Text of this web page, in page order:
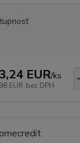
EUR/ks
EUR bez DPH